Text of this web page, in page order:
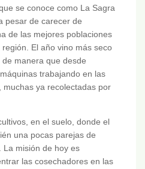
se conoce como La Sagra
pesar de carecer de
de las mejores poblaciones
El año vino más seco
manera que desde
trabajando en las
ya recolectadas por
en el suelo, donde el
una pocas parejas de
La misión de hoy es
las cosechadores en las